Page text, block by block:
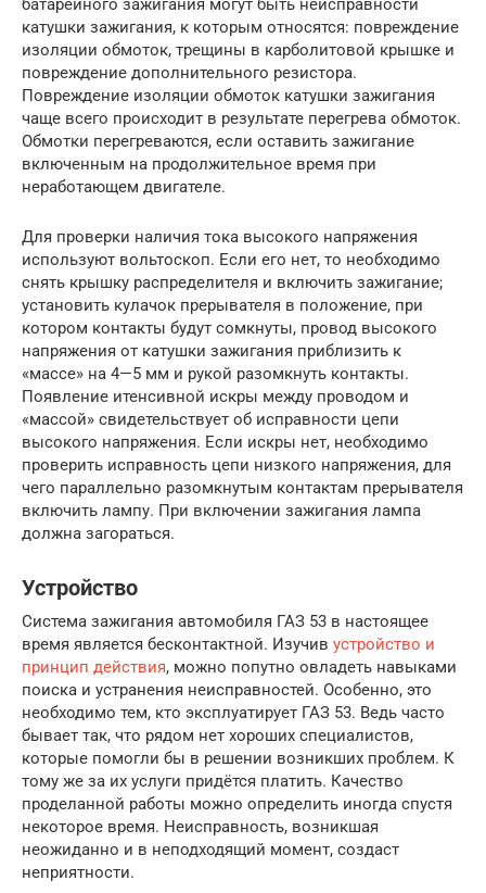
батарейного зажигания могут быть не­исправности
катушки зажигания, к которым относятся: повреждение
изоляции обмоток, трещины в карболитовой крышке и
повреждение дополнительного резистора.
Повреждение изоляции обмоток катушки зажигания
чаще всего происходит в результате перегрева обмоток.
Обмотки перегреваются, если оставить зажигание
включенным на продолжительное время при
неработающем двигателе.
Для проверки наличия тока высокого напряжения
используют вольтоскоп. Если его нет, то необходимо
снять крышку распредели­теля и включить зажигание;
установить кулачок прерывателя в по­ложение, при
котором контакты будут сомкнуты, провод высокого
напряжения от катушки зажигания приблизить к
«массе» на 4—5 мм и рукой разомкнуть контакты.
Появление итенсивной искры между проводом и
«массой» свидетельствует об исправности цепи
высокого напряжения. Если искры нет, необходимо
проверить исправность цепи низкого напряжения, для
чего параллельно разомкнутым кон­тактам прерывателя
включить лампу. При включении зажигания лам­па
должна загораться.
Устройство
Система зажигания автомобиля ГАЗ 53 в настоящее
время является бесконтактной. Изучив устройство и
принцип действия, можно попутно овладеть навыками
поиска и устранения неисправностей. Особенно, это
необходимо тем, кто эксплуатирует ГАЗ 53. Ведь часто
бывает так, что рядом нет хороших специалистов,
которые помогли бы в решении возникших проблем. К
тому же за их услуги придётся платить. Качество
проделанной работы можно определить иногда спустя
некоторое время. Неисправность, возникшая
неожиданно и в неподходящий момент, создаст
неприятности.